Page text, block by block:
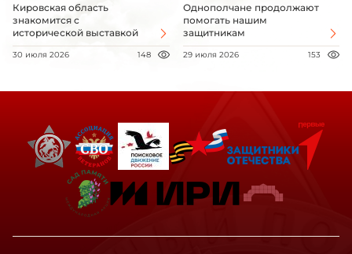
Кировская область
знакомится с
исторической выставкой
30 июля 2026 148
Однополчане продолжают
помогать нашим
защитникам
29 июля 2026 153